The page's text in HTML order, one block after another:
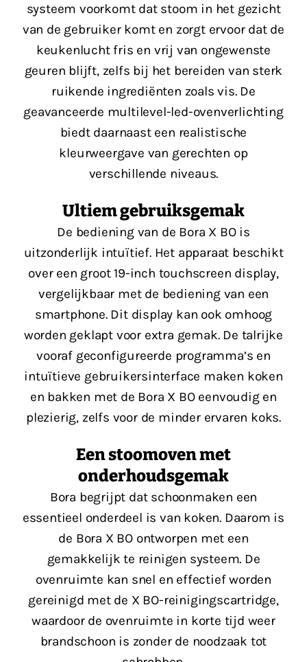
systeem voorkomt dat stoom in het gezicht
van de gebruiker komt en zorgt ervoor dat de
keukenlucht fris en vrij van ongewenste
geuren blijft, zelfs bij het bereiden van sterk
ruikende ingrediënten zoals vis. De
geavanceerde multilevel-led-ovenverlichting
biedt daarnaast een realistische
kleurweergave van gerechten op
verschillende niveaus​​.
Ultiem gebruiksgemak
De bediening van de Bora X BO is
uitzonderlijk intuïtief. Het apparaat beschikt
over een groot 19-inch touchscreen display,
vergelijkbaar met de bediening van een
smartphone. Dit display kan ook omhoog
worden geklapt voor extra gemak. De talrijke
vooraf geconfigureerde programma’s en
intuïtieve gebruikersinterface maken koken
en bakken met de Bora X BO eenvoudig en
plezierig, zelfs voor de minder ervaren koks​​.
Een stoomoven met
onderhoudsgemak
Bora begrijpt dat schoonmaken een
essentieel onderdeel is van koken. Daarom is
de Bora X BO ontworpen met een
gemakkelijk te reinigen systeem. De
ovenruimte kan snel en effectief worden
gereinigd met de X BO-reinigingscartridge,
waardoor de ovenruimte in korte tijd weer
brandschoon is zonder de noodzaak tot